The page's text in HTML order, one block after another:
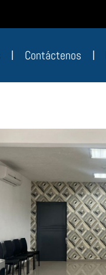
Contáctenos
.